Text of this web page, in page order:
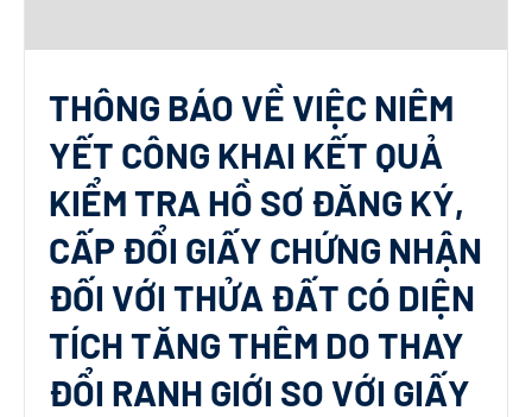
THÔNG BÁO VỀ VIỆC NIÊM
YẾT CÔNG KHAI KẾT QUẢ
KIỂM TRA HỒ SƠ ĐĂNG KÝ,
CẤP ĐỔI GIẤY CHỨNG NHẬN
ĐỐI VỚI THỬA ĐẤT CÓ DIỆN
TÍCH TĂNG THÊM DO THAY
ĐỔI RANH GIỚI SO VỚI GIẤY